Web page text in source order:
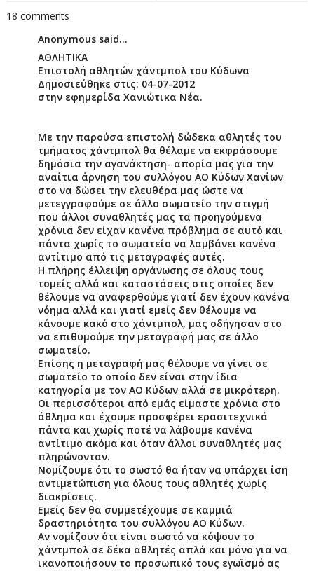
18 comments
Anonymous said...
ΑΘΛΗΤΙΚΑ
Επιστολή αθλητών χάντμπολ του Κύδωνα
Δημοσιεύθηκε στις: 04-07-2012
στην εφημερίδα Χανιώτικα Νέα.
Με την παρούσα επιστολή δώδεκα αθλητές του
τμήματος χάντμπολ θα θέλαμε να εκφράσουμε
δημόσια την αγανάκτηση- απορία μας για την
αναίτια άρνηση του συλλόγου ΑΟ Κύδων Χανίων
στο να δώσει την ελευθέρα μας ώστε να
μετεγγραφούμε σε άλλο σωματείο την στιγμή
που άλλοι συναθλητές μας τα προηγούμενα
χρόνια δεν είχαν κανένα πρόβλημα σε αυτό και
πάντα χωρίς το σωματείο να λαμβάνει κανένα
αντίτιμο από τις μεταγραφές αυτές.
Η πλήρης έλλειψη οργάνωσης σε όλους τους
τομείς αλλά και καταστάσεις στις οποίες δεν
θέλουμε να αναφερθούμε γιατί δεν έχουν κανένα
νόημα αλλά και γιατί εμείς δεν θέλουμε να
κάνουμε κακό στο χάντμπολ, μας οδήγησαν στο
να επιθυμούμε την μεταγραφή μας σε άλλο
σωματείο.
Επίσης η μεταγραφή μας θέλουμε να γίνει σε
σωματείο το οποίο δεν είναι στην ίδια
κατηγορία με τον ΑΟ Κύδων αλλά σε μικρότερη.
Οι περισσότεροι από εμάς είμαστε χρόνια στο
άθλημα και έχουμε προσφέρει ερασιτεχνικά
πάντα και χωρίς ποτέ να λάβουμε κανένα
αντίτιμο ακόμα και όταν άλλοι συναθλητές μας
πληρώνονταν.
Νομίζουμε ότι το σωστό θα ήταν να υπάρχει ίση
αντιμετώπιση για όλους τους αθλητές χωρίς
διακρίσεις.
Εμείς δεν θα συμμετέχουμε σε καμμιά
δραστηριότητα του συλλόγου ΑΟ Κύδων.
Αν νομίζουν ότι είναι σωστό να κόψουν το
χάντμπολ σε δέκα αθλητές απλά και μόνο για να
ικανοποιήσουν το προσωπικό τους εγωϊσμό ας